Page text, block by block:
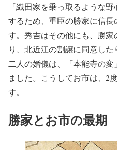
「織田家を乗っ取るような
するため、重臣の勝家に信
す。秀吉はその他にも、勝
り、北近江の割譲に同意した
二人の婚儀は、「本能寺の
ました。こうしてお市は、2
す。
勝家とお市の最期